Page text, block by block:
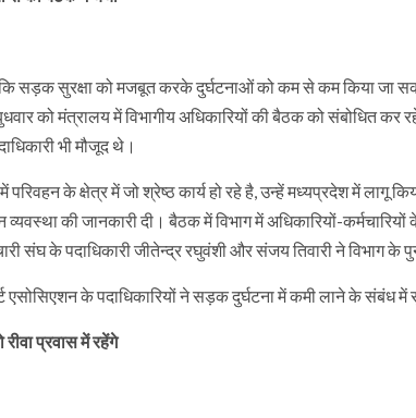
कि सड़क सुरक्षा को मजबूत करके दुर्घटनाओं को कम से कम किया जा
को मंत्रालय में विभागीय अधिकारियों की बैठक को संबोधित
भी मौजूद थे।
परिवहन के क्षेत्र में जो श्रेष्ठ कार्य हो रहे है, उन्हें मध्यप्रदेश में लागू
की जानकारी दी। बैठक में विभाग में अधिकारियों-कर्मचारियों
संघ के पदाधिकारी जीतेन्द्र रघुवंशी और संजय तिवारी ने विभाग के
के पदाधिकारियों ने सड़क दुर्घटना में कमी लाने के संबंध में
प्रवास में रहेंगे